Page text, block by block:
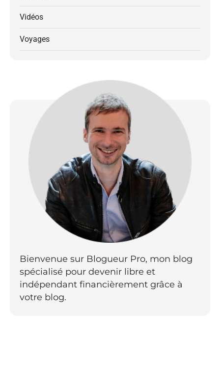
Vidéos
Voyages
Bienvenue sur Blogueur Pro, mon blog
spécialisé pour devenir libre et
indépendant financièrement grâce à
votre blog.